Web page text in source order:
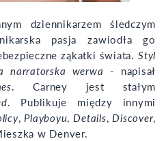
dziennikarzem śledczym
pasja zawiodła go
ząkatki świata. Styl
narratorska werwa - napisał
. Carney jest stałym
. Publikuje między innymi
, Playboyu, Details, Discover,
w Denver.